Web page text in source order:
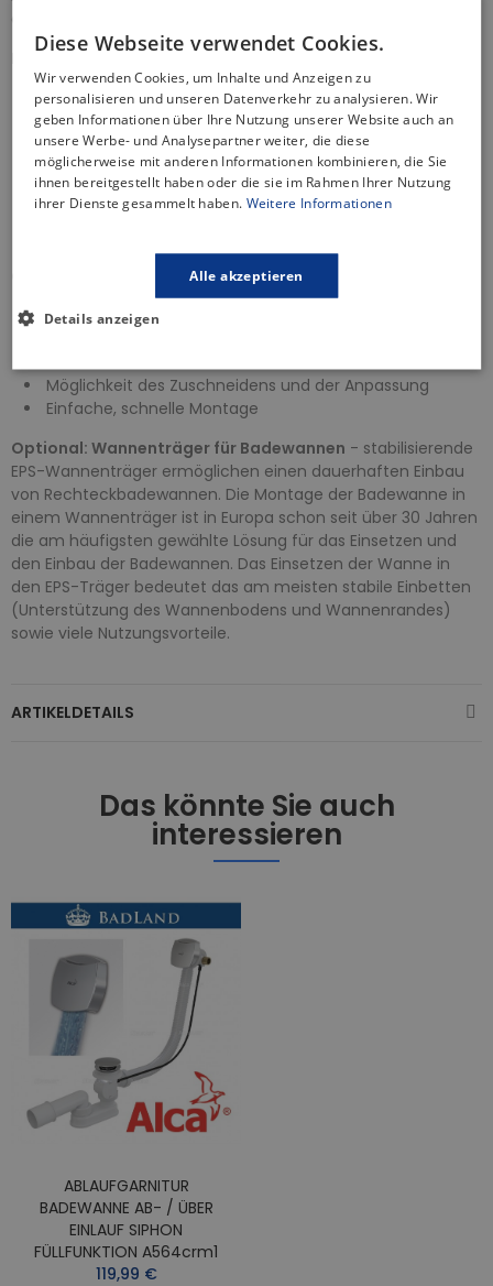
Badewannenabfluss - Produkteigenschaften:
Automatsicher Siphon
Steuerknopf - aus Metall, verchromt
Hoher Wasserdurchfluss 52 L / min
Widerstand des Siphons gegen den Druck von -588Pa
Er besitzt eine Wärmezertifikat von 95 Grad Celsius
Ablaufsieb aus Edelstahl
Optional: Styroporverkleidung:
Geeignet für Acryl- und Stahlbadewannen
Möglichkeit des Zuschneidens und der Anpassung
Einfache, schnelle Montage
Optional: Wannenträger für Badewannen - stabilisierende
EPS-Wannenträger ermöglichen einen dauerhaften Einbau
von Rechteckbadewannen. Die Montage der Badewanne in
einem Wannenträger ist in Europa schon seit über 30 Jahren
die am häufigsten gewählte Lösung für das Einsetzen und
den Einbau der Badewannen. Das Einsetzen der Wanne in
den EPS-Träger bedeutet das am meisten stabile Einbetten
(Unterstützung des Wannenbodens und Wannenrandes)
sowie viele Nutzungsvorteile.
ARTIKELDETAILS
Das könnte Sie auch
interessieren
ABLAUFGARNITUR
BADEWANNE AB- / ÜBER
EINLAUF SIPHON
FÜLLFUNKTION A564crm1
119,99 €
Diese Webseite verwendet Cookies.
Wir verwenden Cookies, um Inhalte und Anzeigen zu
personalisieren und unseren Datenverkehr zu analysieren. Wir
geben Informationen über Ihre Nutzung unserer Website auch an
unsere Werbe- und Analysepartner weiter, die diese
möglicherweise mit anderen Informationen kombinieren, die Sie
ihnen bereitgestellt haben oder die sie im Rahmen Ihrer Nutzung
ihrer Dienste gesammelt haben. Weitere Informationen
Alle akzeptieren
Details anzeigen